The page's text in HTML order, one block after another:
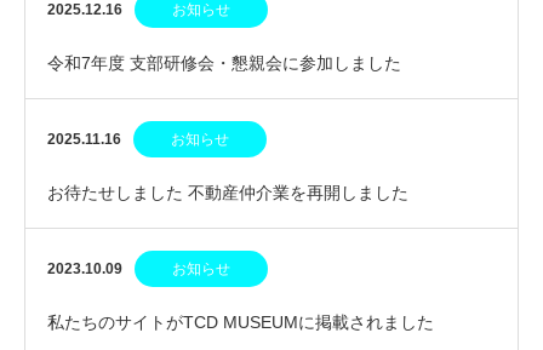
2025.12.16 お知らせ
令和7年度 支部研修会・懇親会に参加しました
2025.11.16 お知らせ
お待たせしました 不動産仲介業を再開しました
2023.10.09 お知らせ
私たちのサイトがTCD MUSEUMに掲載されました